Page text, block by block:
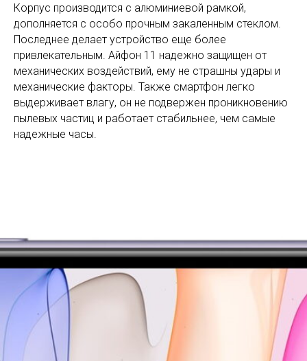
Корпус производится с алюминиевой рамкой,
дополняется с особо прочным закаленным стеклом.
Последнее делает устройство еще более
привлекательным. Айфон 11 надежно защищен от
механических воздействий, ему не страшны удары и
механические факторы. Также смартфон легко
выдерживает влагу, он не подвержен проникновению
пылевых частиц и работает стабильнее, чем самые
надежные часы.